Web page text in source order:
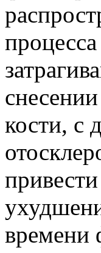
кости, с
времени